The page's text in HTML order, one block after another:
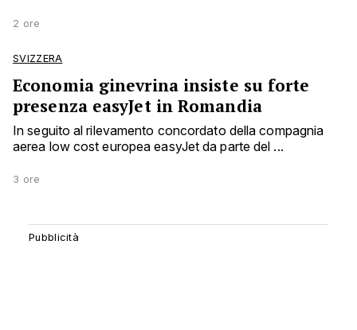
2 ore
SVIZZERA
Economia ginevrina insiste su forte
presenza easyJet in Romandia
In seguito al rilevamento concordato della compagnia
aerea low cost europea easyJet da parte del ...
3 ore